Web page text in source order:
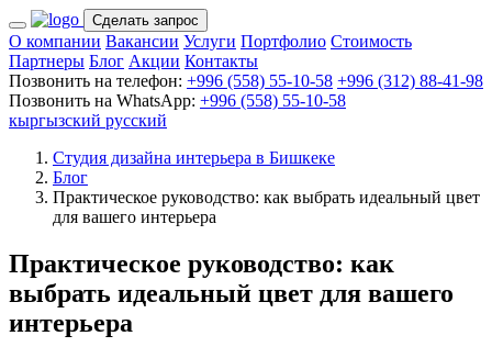
Сделать запрос
О компании Вакансии Услуги Портфолио Стоимость
Партнеры Блог Акции Контакты
Позвонить на телефон: +996 (558) 55-10-58 +996 (312) 88-41-98
Позвонить на WhatsApp: +996 (558) 55-10-58
кыргызский русский
Студия дизайна интерьера в Бишкеке
Блог
Практическое руководство: как выбрать идеальный цвет
для вашего интерьера
Практическое руководство: как
выбрать идеальный цвет для вашего
интерьера